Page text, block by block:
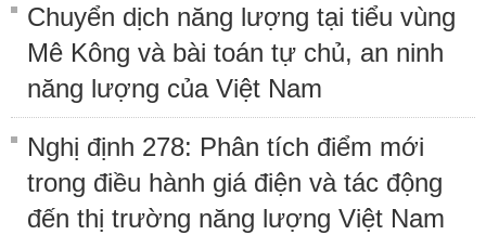
Chuyển dịch năng lượng tại tiểu vùng
Mê Kông và bài toán tự chủ, an ninh
năng lượng của Việt Nam
Nghị định 278: Phân tích điểm mới
trong điều hành giá điện và tác động
đến thị trường năng lượng Việt Nam